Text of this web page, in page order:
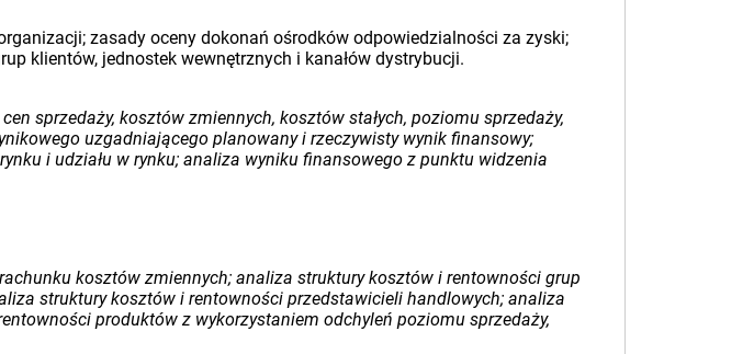
zasady oceny dokonań ośrodków odpowiedzialności za zyski;
klientów, jednostek wewnętrznych i kanałów dystrybucji.
sprzedaży, kosztów zmiennych, kosztów stałych, poziomu sprzedaży,
uzgadniającego planowany i rzeczywisty wynik finansowy;
i udziału w rynku; analiza wyniku finansowego z punktu widzenia
kosztów zmiennych; analiza struktury kosztów i rentowności grup
struktury kosztów i rentowności przedstawicieli handlowych; analiza
produktów z wykorzystaniem odchyleń poziomu sprzedaży,